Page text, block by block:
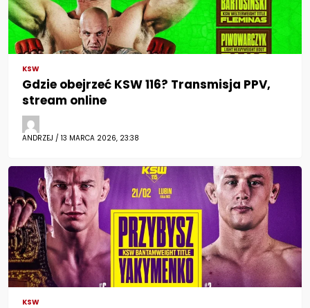
KSW
Gdzie obejrzeć KSW 116? Transmisja PPV,
stream online
ANDRZEJ / 13 MARCA 2026, 23:38
KSW